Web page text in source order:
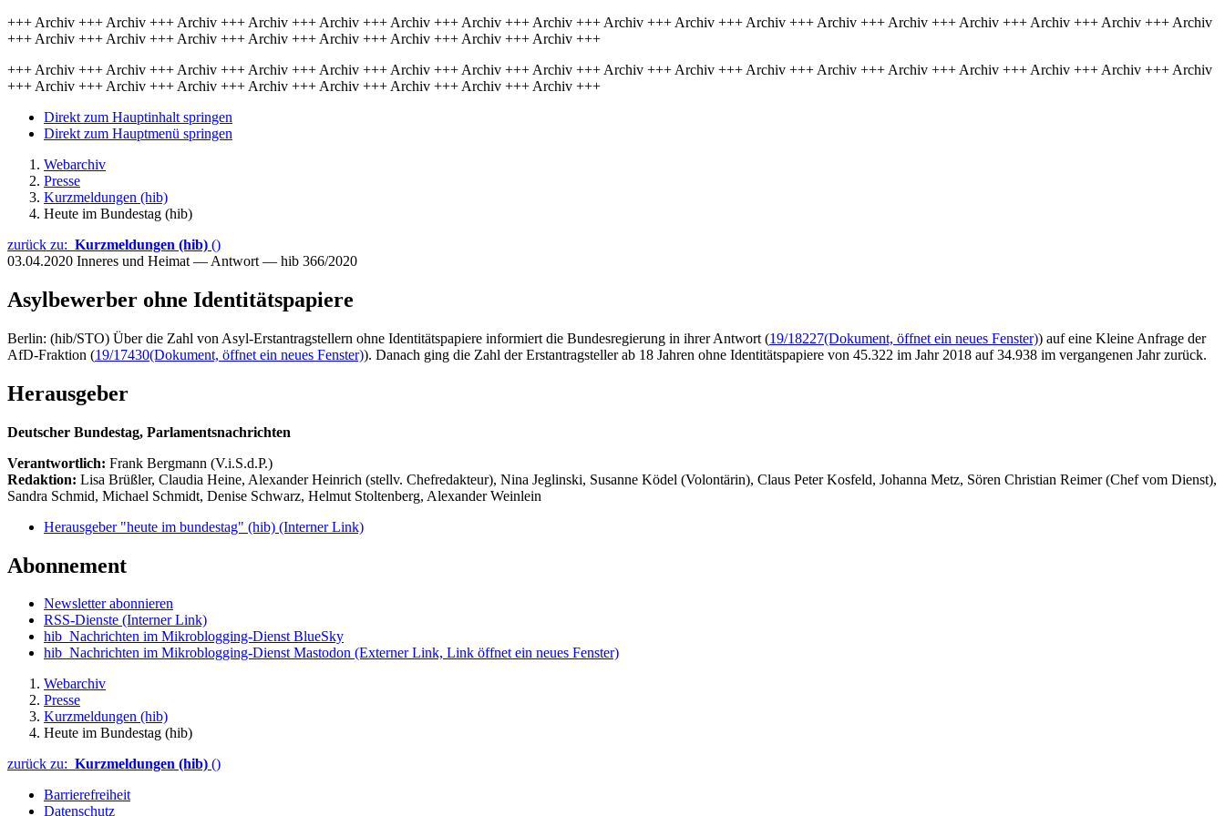
+++ Archiv +++ Archiv +++ Archiv +++ Archiv +++ Archiv +++ Archiv +++ Archiv +++ Archiv +++ Archiv +++ Archiv +++ Archiv +++ Archiv +++ Archiv +++ Archiv +++ Archiv +++ Archiv +++ Archiv
+++ Archiv +++ Archiv +++ Archiv +++ Archiv +++ Archiv +++ Archiv +++ Archiv +++ Archiv +++
+++ Archiv +++ Archiv +++ Archiv +++ Archiv +++ Archiv +++ Archiv +++ Archiv +++ Archiv +++ Archiv +++ Archiv +++ Archiv +++ Archiv +++ Archiv +++ Archiv +++ Archiv +++ Archiv +++ Archiv
+++ Archiv +++ Archiv +++ Archiv +++ Archiv +++ Archiv +++ Archiv +++ Archiv +++ Archiv +++
Direkt zum Hauptinhalt springen
Direkt zum Hauptmenü springen
Webarchiv
Presse
Kurzmeldungen (hib)
Heute im Bundestag (hib)
zurück zu: Kurzmeldungen (hib) ()
03.04.2020 Inneres und Heimat — Antwort — hib 366/2020
Asylbewerber ohne Identitätspapiere
Berlin: (hib/STO) Über die Zahl von Asyl-Erstantragstellern ohne Identitätspapiere informiert die Bundesregierung in ihrer Antwort (19/18227(Dokument, öffnet ein neues Fenster)) auf eine Kleine Anfrage der
AfD-Fraktion (19/17430(Dokument, öffnet ein neues Fenster)). Danach ging die Zahl der Erstantragsteller ab 18 Jahren ohne Identitätspapiere von 45.322 im Jahr 2018 auf 34.938 im vergangenen Jahr zurück.
Herausgeber
Deutscher Bundestag, Parlamentsnachrichten
Verantwortlich: Frank Bergmann (V.i.S.d.P.)
Redaktion: Lisa Brüßler, Claudia Heine, Alexander Heinrich (stellv. Chefredakteur), Nina Jeglinski, Susanne Ködel (Volontärin), Claus Peter Kosfeld, Johanna Metz, Sören Christian Reimer (Chef vom Dienst),
Sandra Schmid, Michael Schmidt, Denise Schwarz, Helmut Stoltenberg, Alexander Weinlein
Herausgeber "heute im bundestag" (hib) (Interner Link)
Abonnement
Newsletter abonnieren
RSS-Dienste (Interner Link)
hib_Nachrichten im Mikroblogging-Dienst BlueSky
hib_Nachrichten im Mikroblogging-Dienst Mastodon (Externer Link, Link öffnet ein neues Fenster)
Webarchiv
Presse
Kurzmeldungen (hib)
Heute im Bundestag (hib)
zurück zu: Kurzmeldungen (hib) ()
Barrierefreiheit
Datenschutz